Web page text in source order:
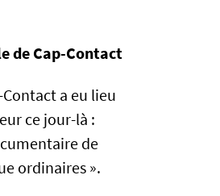
de Cap-Contact
Contact a eu lieu
ce jour-là :
de
ordinaires ».